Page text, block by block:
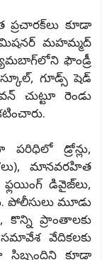
కూడా
మహమ్మద్
ఫౌండ్రీ
గూడ్స్ షెడ్
చుట్టూ రెండు
డ్రోన్లు,
మానవరహిత
ఫ్లయింగ్ డివైజ్‌లు,
పోలీసులు మూడు
కొన్ని ప్రాంతాలకు
సమావేశ వేదికలకు
సిబ్బందిని కూడా